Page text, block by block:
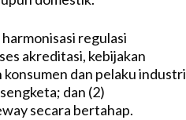
regulasi
akreditasi, kebijakan
dan pelaku industri
dan (2)
secara bertahap.